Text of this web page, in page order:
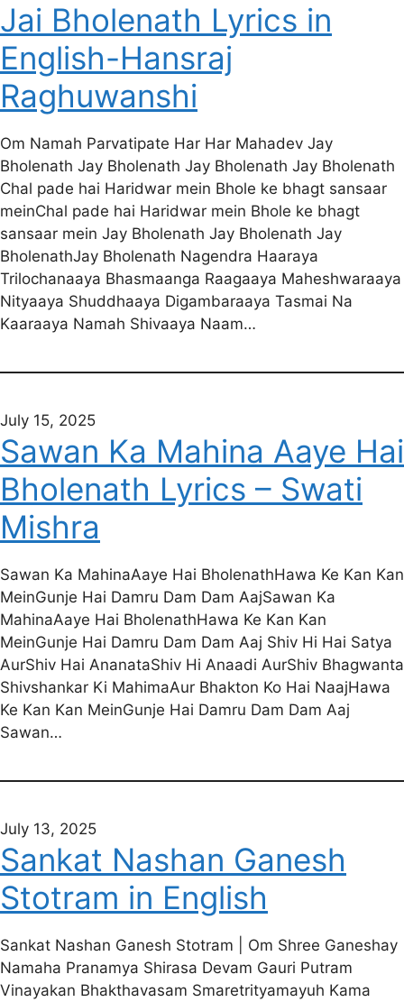
Jai Bholenath Lyrics in
English-Hansraj
Raghuwanshi
Om Namah Parvatipate Har Har Mahadev Jay
Bholenath Jay Bholenath Jay Bholenath Jay Bholenath
Chal pade hai Haridwar mein Bhole ke bhagt sansaar
meinChal pade hai Haridwar mein Bhole ke bhagt
sansaar mein Jay Bholenath Jay Bholenath Jay
BholenathJay Bholenath Nagendra Haaraya
Trilochanaaya Bhasmaanga Raagaaya Maheshwaraaya
Nityaaya Shuddhaaya Digambaraaya Tasmai Na
Kaaraaya Namah Shivaaya Naam…
July 15, 2025
Sawan Ka Mahina Aaye Hai
Bholenath Lyrics – Swati
Mishra
Sawan Ka MahinaAaye Hai BholenathHawa Ke Kan Kan
MeinGunje Hai Damru Dam Dam AajSawan Ka
MahinaAaye Hai BholenathHawa Ke Kan Kan
MeinGunje Hai Damru Dam Dam Aaj Shiv Hi Hai Satya
AurShiv Hai AnanataShiv Hi Anaadi AurShiv Bhagwanta
Shivshankar Ki MahimaAur Bhakton Ko Hai NaajHawa
Ke Kan Kan MeinGunje Hai Damru Dam Dam Aaj
Sawan…
July 13, 2025
Sankat Nashan Ganesh
Stotram in English
Sankat Nashan Ganesh Stotram | Om Shree Ganeshay
Namaha Pranamya Shirasa Devam Gauri Putram
Vinayakan Bhakthavasam Smaretrityamayuh Kama